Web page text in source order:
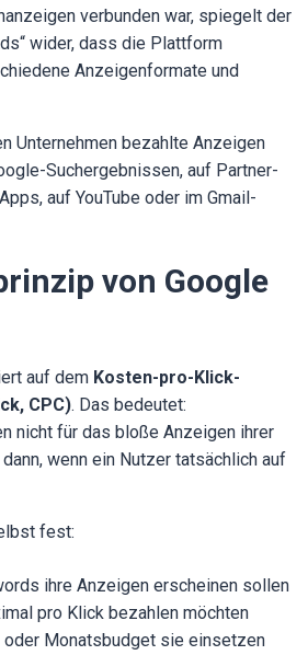
verbunden war, spiegelt der
wider, dass die Plattform
Anzeigenformate und
Unternehmen bezahlte Anzeigen
Suchergebnissen, auf Partner-
auf YouTube oder im Gmail-
von Google
auf dem Kosten-pro-Klick-
CPC). Das bedeutet:
nicht für das bloße Anzeigen ihrer
wenn ein Nutzer tatsächlich auf
fest:
ihre Anzeigen erscheinen sollen
pro Klick bezahlen möchten
Monatsbudget sie einsetzen